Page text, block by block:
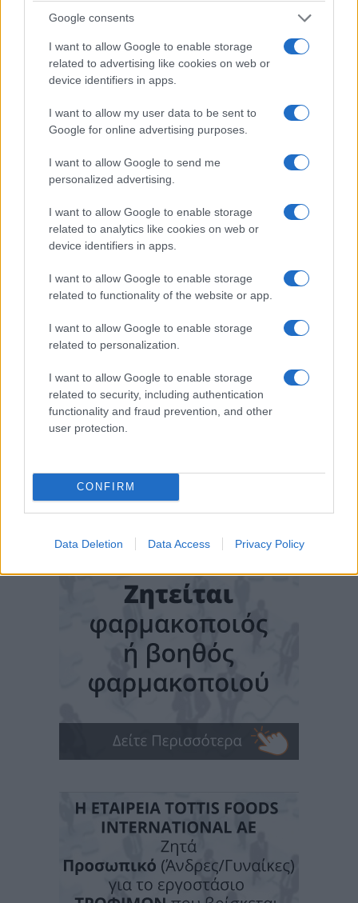
Google consents
I want to allow Google to enable storage
related to advertising like cookies on web or
device identifiers in apps.
I want to allow my user data to be sent to
Google for online advertising purposes.
I want to allow Google to send me
personalized advertising.
I want to allow Google to enable storage
related to analytics like cookies on web or
device identifiers in apps.
I want to allow Google to enable storage
related to functionality of the website or app.
I want to allow Google to enable storage
related to personalization.
I want to allow Google to enable storage
related to security, including authentication
functionality and fraud prevention, and other
user protection.
CONFIRM
Data Deletion Data Access Privacy Policy
έως 16 Αυγούστου
6 Αυγούστου 2026, 1:30 μμ 6 Αυγούστου 2026, 1:24 μμ